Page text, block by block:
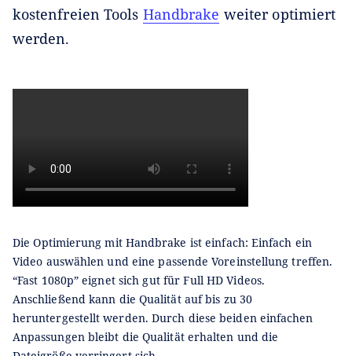
kostenfreien Tools Handbrake weiter optimiert
werden.
Die Optimierung mit Handbrake ist einfach: Einfach ein
Video auswählen und eine passende Voreinstellung treffen.
“Fast 1080p” eignet sich gut für Full HD Videos.
Anschließend kann die Qualität auf bis zu 30
heruntergestellt werden. Durch diese beiden einfachen
Anpassungen bleibt die Qualität erhalten und die